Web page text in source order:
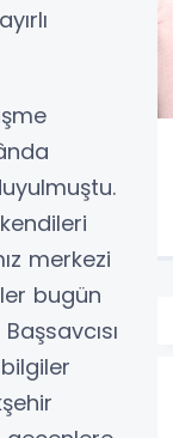
merkezi
bugün